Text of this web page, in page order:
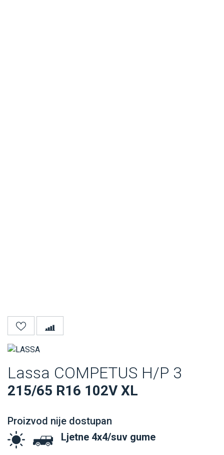
Lassa COMPETUS H/P 3
215/65 R16 102V XL
Proizvod nije dostupan
Ljetne 4x4/suv gume